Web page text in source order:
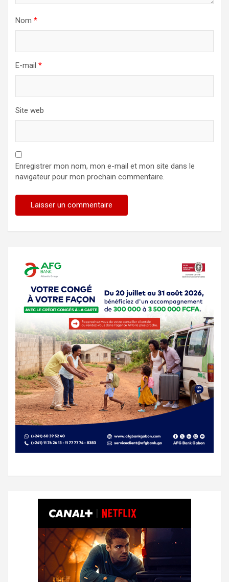
Nom *
E-mail *
Site web
Enregistrer mon nom, mon e-mail et mon site dans le
navigateur pour mon prochain commentaire.